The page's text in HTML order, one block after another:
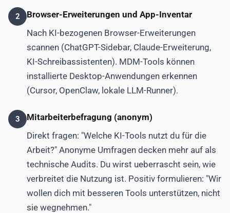
2
Browser-Erweiterungen und App-Inventar
Nach KI-bezogenen Browser-Erweiterungen
scannen (ChatGPT-Sidebar, Claude-Erweiterung,
KI-Schreibassistenten). MDM-Tools können
installierte Desktop-Anwendungen erkennen
(Cursor, OpenClaw, lokale LLM-Runner).
3
Mitarbeiterbefragung (anonym)
Direkt fragen: "Welche KI-Tools nutzt du für die
Arbeit?" Anonyme Umfragen decken mehr auf als
technische Audits. Du wirst ueberrascht sein, wie
verbreitet die Nutzung ist. Positiv formulieren: "Wir
wollen dich mit besseren Tools unterstützen, nicht
sie wegnehmen."